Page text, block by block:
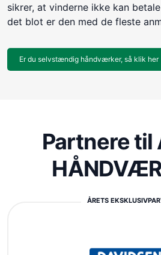
sikrer, at vinderne ikke kan
det blot er den med de fleste
Er du selvstændig håndværker, så klik her
Partnere til
ÅRETS